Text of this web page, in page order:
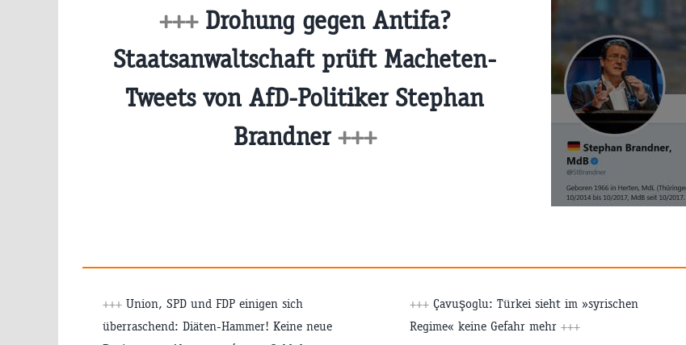
+++Drohung gegen Antifa?
Staatsanwaltschaft prüft Macheten-
Tweets von AfD-Politiker Stephan
Brandner+++
+++ Union, SPD und FDP einigen sich
überraschend: Diäten-Hammer! Keine neue
+++ Çavuşoglu: Türkei sieht im »syrischen
Regime« keine Gefahr mehr +++